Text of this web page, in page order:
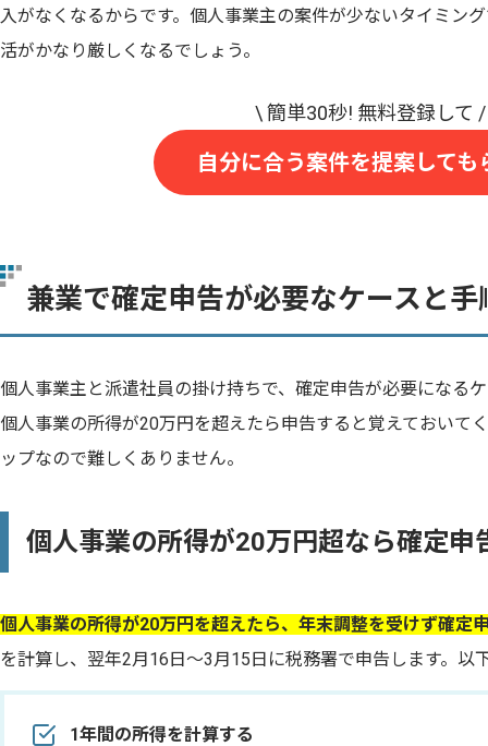
入がなくなるからです。個人事業主の案件が少ないタイミン
活がかなり厳しくなるでしょう。
自分に合う案件を提案しても
兼業で確定申告が必要なケースと手
個人事業主と派遣社員の掛け持ちで、確定申告が必要になる
個人事業の所得が20万円を超えたら申告すると覚えておいて
ップなので難しくありません。
個人事業の所得が20万円超なら確定申
個人事業の所得が20万円を超えたら、年末調整を受けず確定
を計算し、翌年2月16日〜3月15日に税務署で申告します。以
1年間の所得を計算する